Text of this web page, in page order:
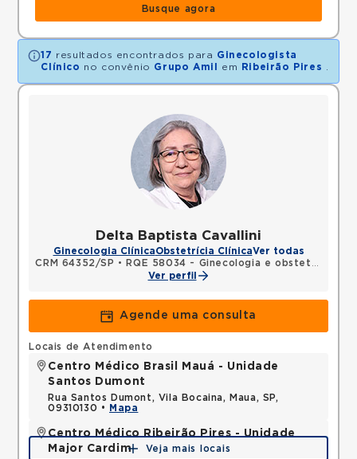
Busque agora
17 resultados encontrados para Ginecologista
Clínico no convênio Grupo Amil em Ribeirão Pires
Delta Baptista Cavallini
Ginecologia ClínicaObstetrícia ClínicaVer todas
CRM 64352/SP •
RQE 58034 - Ginecologia e obstetrícia
Ver perfil
Agende uma consulta
Locais de Atendimento
Centro Médico Brasil Mauá - Unidade
Santos Dumont
Rua Santos Dumont, Vila Bocaina, Maua, SP,
09310130 •
Mapa
Centro Médico Ribeirão Pires - Unidade
Major Cardim
Veja mais locais